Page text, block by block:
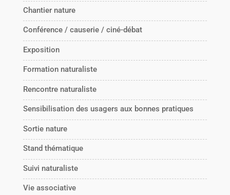
Chantier nature
Conférence / causerie / ciné-débat
Exposition
Formation naturaliste
Rencontre naturaliste
Sensibilisation des usagers aux bonnes pratiques
Sortie nature
Stand thématique
Suivi naturaliste
Vie associative